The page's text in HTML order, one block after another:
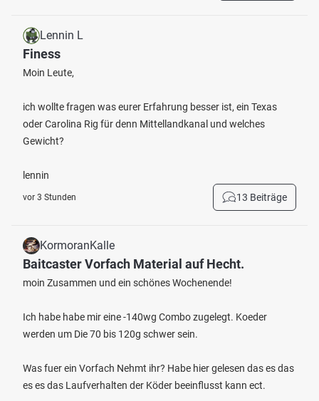
Lennin L
Finess
Moin Leute,
ich wollte fragen was eurer Erfahrung besser ist, ein Texas
oder Carolina Rig für denn Mittellandkanal und welches
Gewicht?
lennin
vor 3 Stunden 13 Beiträge
KormoranKalle
Baitcaster Vorfach Material auf Hecht.
moin Zusammen und ein schönes Wochenende!
Ich habe habe mir eine -140wg Combo zugelegt. Koeder
werden um Die 70 bis 120g schwer sein.
Was fuer ein Vorfach Nehmt ihr? Habe hier gelesen das es das
es es das Laufverhalten der Köder beeinflusst kann ect.